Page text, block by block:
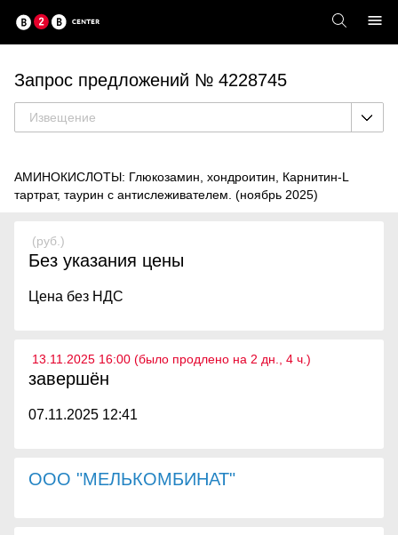
Запрос предложений № 4228745
Извещение
АМИНОКИСЛОТЫ: Глюкозамин, хондроитин, Карнитин-L
тартрат, таурин с антислеживателем. (ноябрь 2025)
(руб.)
Без указания цены
Цена без НДС
13.11.2025 16:00 (было продлено на 2 дн., 4 ч.)
завершён
07.11.2025 12:41
ООО "МЕЛЬКОМБИНАТ"